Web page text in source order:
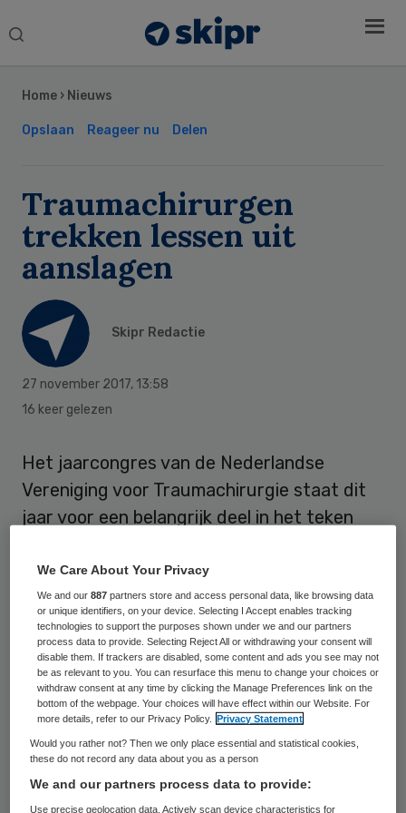
Search
Home › Nieuws
Opslaan Reageer nu Delen
Traumachirurgen
trekken lessen uit
aanslagen
Skipr Redactie
27 november 2017, 13:58
16 keer gelezen
Het jaarcongres van de Nederlandse
Vereniging voor Traumachirurgie staat dit
jaar voor een belangrijk deel in het teken
aanslagen. Amerikaanse, Belgische en
Britse traumachirurgen vertellen hun
Nederlandse collega’s welke lessen kunnen
worden getrokken uit recente aanslagen.
Het congres vindt donderdag en vrijdag
plaats in de RAI Amsterdam.
“We merken dat traumachirurgen uit
binnen- en buitenland de noodzaak voelen
om internationaal samen te werken in het
Sidebar
We Care About Your Privacy
We and our887 partners store and access personal data, like browsing data
or unique identifiers, on your device. Selecting I Accept enables tracking
technologies to support the purposes shown under we and our partners
process data to provide. Selecting Reject All or withdrawing your consent will
disable them. If trackers are disabled, some content and ads you see may not
be as relevant to you. You can resurface this menu to change your choices or
withdraw consent at any time by clicking the Manage Preferences link on the
bottom of the webpage. Your choices will have effect within our Website. For
more details, refer to our Privacy Policy.
Privacy Statement
Would you rather not? Then we only place essential and statistical cookies,
these do not record any data about you as a person
We and our partners process data to provide:
Use precise geolocation data. Actively scan device characteristics for